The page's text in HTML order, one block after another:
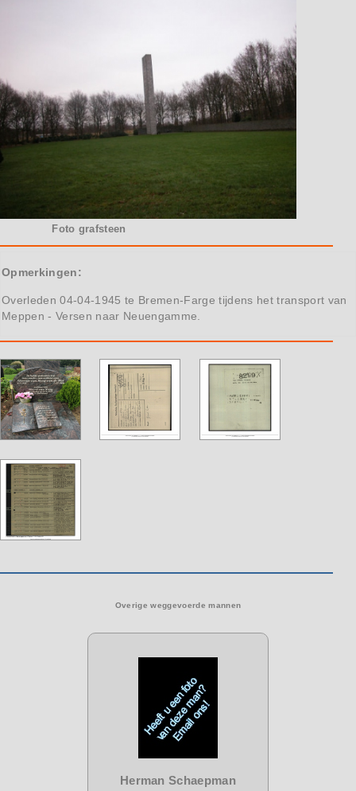
Foto grafsteen
Opmerkingen:
Overleden 04-04-1945 te Bremen-Farge tijdens het transport van
Meppen - Versen naar Neuengamme.
Overige weggevoerde mannen
Herman Schaepman